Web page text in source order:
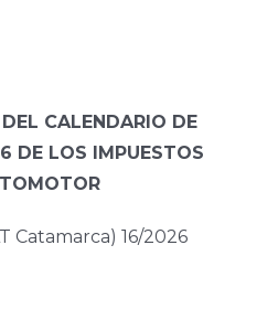
CALENDARIO DE
DE LOS IMPUESTOS
Catamarca) 16/2026